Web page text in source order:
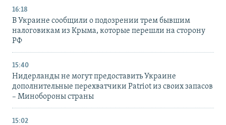
16:18
В Украине сообщили о подозрении трем бывшим
налоговикам из Крыма, которые перешли на сторону
РФ
15:40
Нидерланды не могут предоставить Украине
дополнительные перехватчики Patriot из своих запасов
– Минобороны страны
15:02